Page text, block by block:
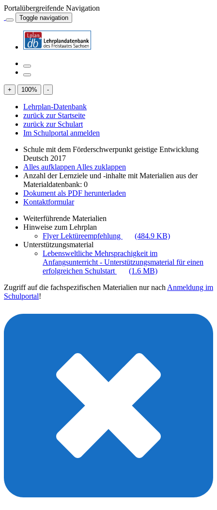
Portalübergreifende Navigation
Toggle navigation
+ 100% -
Lehrplan-Datenbank
zurück zur Startseite
zurück zur Schulart
Im Schulportal anmelden
Schule mit dem Förderschwerpunkt geistige Entwicklung
Deutsch 2017
Alles aufklappen Alles zuklappen
Anzahl der Lernziele und -inhalte mit Materialien aus der
Materialdatenbank: 0
Dokument als PDF herunterladen
Kontaktformular
Weiterführende Materialien
Hinweise zum Lehrplan
Flyer Lektüreempfehlung
(484.9 KB)
Unterstützungsmaterial
Lebensweltliche Mehrsprachigkeit im
Anfangsunterricht - Unterstützungsmaterial für einen
erfolgreichen Schulstart
(1.6 MB)
Zugriff auf die fachspezifischen Materialien nur nach Anmeldung im
Schulportal!